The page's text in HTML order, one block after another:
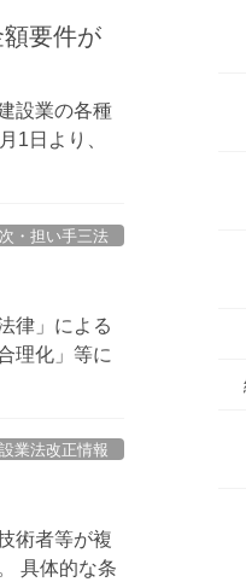
要件が
設業の各種
1日より、
・担い手三法
律」による
理化」等に
業法改正情報
術者等が複
具体的な条